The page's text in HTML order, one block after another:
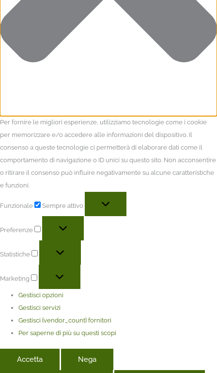
Per fornire le migliori esperienze, utilizziamo tecnologie come i cookie
per memorizzare e/o accedere alle informazioni del dispositivo. Il
consenso a queste tecnologie ci permetterà di elaborare dati come il
comportamento di navigazione o ID unici su questo sito. Non acconsentire
o ritirare il consenso può influire negativamente su alcune caratteristiche
e funzioni.
Funzionale Sempre attivo
Preferenze
Statistiche
Marketing
Gestisci opzioni
Gestisci servizi
Gestisci {vendor_count} fornitori
Per saperne di più su questi scopi
Accetta Nega